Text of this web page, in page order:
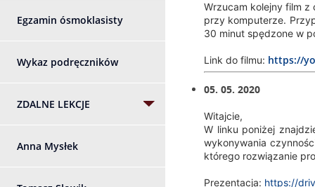
Egzamin ósmoklasisty
Wykaz podręczników
ZDALNE LEKCJE
Anna Mysłek
Wrzucam kolejny film
przy komputerze.
30 minut spędzone w
Link do filmu: https://
05. 05. 2020
Witajcie,
W linku poniżej
wykonywania
którego rozwiązanie
Prezentacja: https://